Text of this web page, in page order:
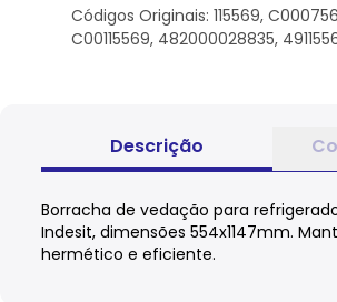
Códigos Originais: 115569,
C00115569, 482000028835,
Descrição
Borracha de vedação para
Indesit, dimensões 554x1147mm.
hermético e eficiente.